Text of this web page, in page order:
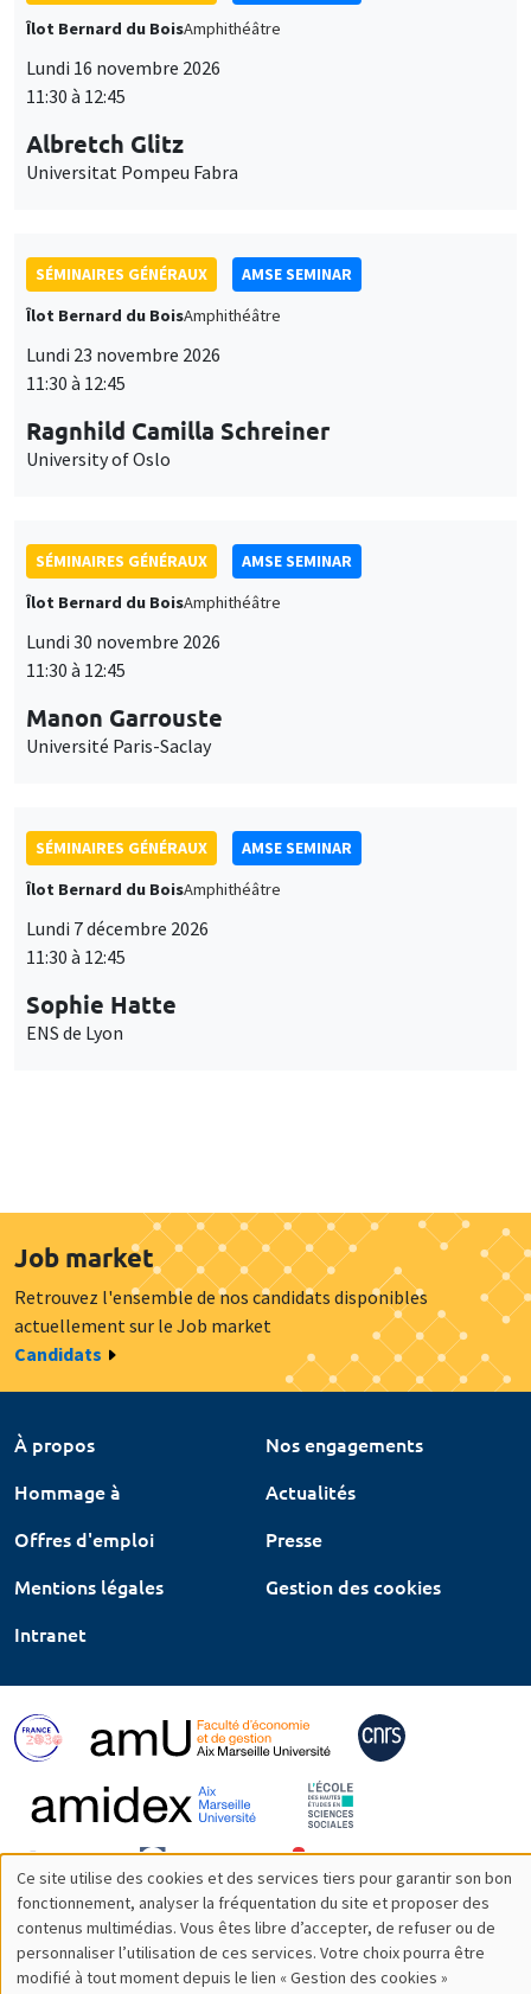
Îlot Bernard du BoisAmphithéâtre
Lundi 16 novembre 2026
11:30 à 12:45
Albretch Glitz
Universitat Pompeu Fabra
SÉMINAIRES GÉNÉRAUX
AMSE SEMINAR
Îlot Bernard du BoisAmphithéâtre
Lundi 23 novembre 2026
11:30 à 12:45
Ragnhild Camilla Schreiner
University of Oslo
SÉMINAIRES GÉNÉRAUX
AMSE SEMINAR
Îlot Bernard du BoisAmphithéâtre
Lundi 30 novembre 2026
11:30 à 12:45
Manon Garrouste
Université Paris-Saclay
SÉMINAIRES GÉNÉRAUX
AMSE SEMINAR
Îlot Bernard du BoisAmphithéâtre
Lundi 7 décembre 2026
11:30 à 12:45
Sophie Hatte
ENS de Lyon
Job market
Retrouvez l'ensemble de nos candidats disponibles
actuellement sur le Job market
Candidats
À propos
Nos engagements
Hommage à
Actualités
Offres d'emploi
Presse
Mentions légales
Gestion des cookies
Intranet
Utilisation
des
Ce site utilise des cookies et des services tiers pour garantir son bon
fonctionnement, analyser la fréquentation du site et proposer des
contenus multimédias. Vous êtes libre d’accepter, de refuser ou de
personnaliser l’utilisation de ces services. Votre choix pourra être
modifié à tout moment depuis le lien « Gestion des cookies »